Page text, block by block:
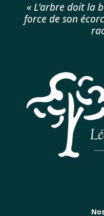
« L’arbre doit la
force de son